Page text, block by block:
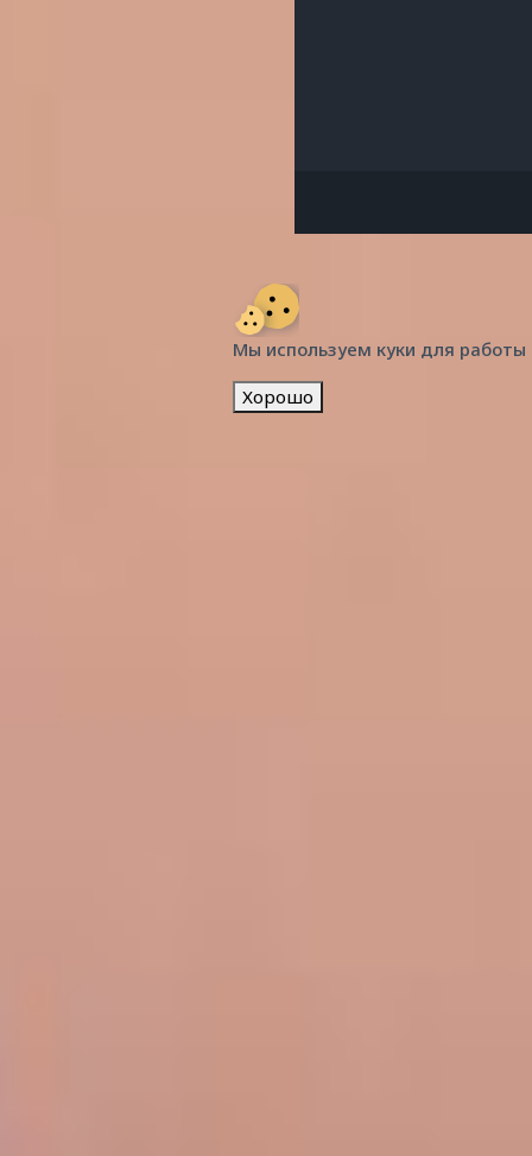
Мы используем куки для работы
Хорошо